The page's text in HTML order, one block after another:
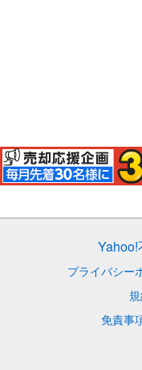
プライバシー
免責事